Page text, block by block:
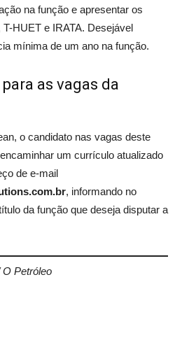
na função e apresentar os
HUET e IRATA. Desejável
mínima de um ano na função.
as vagas da
o candidato nas vagas deste
um currículo atualizado
de e-mail
, informando no
da função que deseja disputar a
Petróleo